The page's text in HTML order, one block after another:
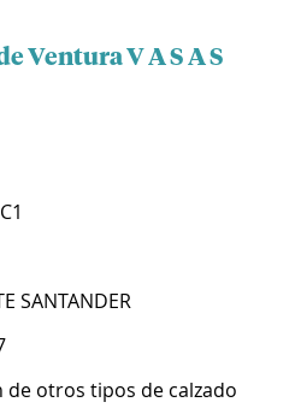
Ventura V A S A S
SANTANDER
de otros tipos de calzado